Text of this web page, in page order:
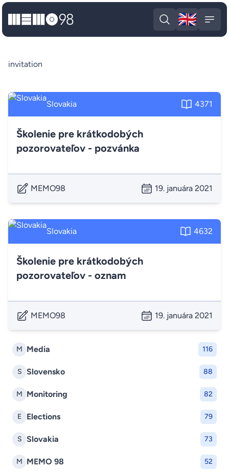
MEMO98
Open search
🇬🇧
M Media 116
S Slovensko 88
M Monitoring 82
E Elections 79
S Slovakia 73
M MEMO 98 52
invitation
Slovakia 4371
Školenie pre krátkodobých
pozorovateľov - pozvánka
MEMO98 19. januára 2021
Slovakia 4632
Školenie pre krátkodobých
pozorovateľov - oznam
MEMO98 19. januára 2021